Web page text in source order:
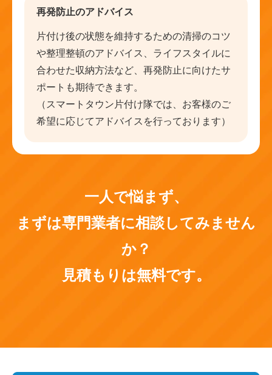
再発防止のアドバイス
片付け後の状態を維持するための清掃のコツ
や整理整頓のアドバイス、ライフスタイルに
合わせた収納方法など、再発防止に向けたサ
ポートも期待できます。
（スマートタウン片付け隊では、お客様のご
希望に応じてアドバイスを行っております）
一人で悩まず、
まずは専門業者に相談してみません
か？
見積もりは無料です。